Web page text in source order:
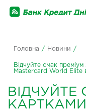
Головна / Новини /
Відчуйте смак
Mastercard World Elite
ВІДЧУЙТЕ
КАРТКАМИ